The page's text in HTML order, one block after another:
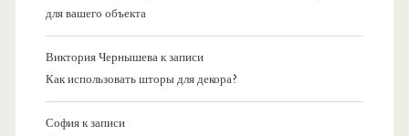
для вашего объекта
Виктория Чернышевак записи
Как использовать шторы для декора?
Софияк записи